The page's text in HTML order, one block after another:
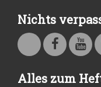
Nichts
Alles zum